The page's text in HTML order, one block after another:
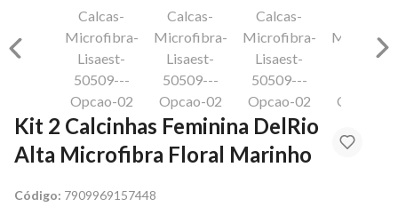
Kit 2 Calcinhas Feminina DelRio
Alta Microfibra Floral Marinho
Código: 7909969157448